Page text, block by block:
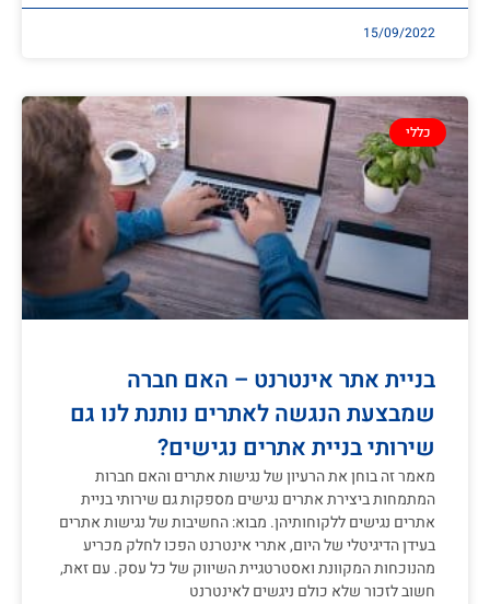
15/09/2022
כללי
בניית אתר אינטרנט – האם חברה
שמבצעת הנגשה לאתרים נותנת לנו גם
שירותי בניית אתרים נגישים?
מאמר זה בוחן את הרעיון של נגישות אתרים והאם חברות
המתמחות ביצירת אתרים נגישים מספקות גם שירותי בניית
אתרים נגישים ללקוחותיהן. מבוא: החשיבות של נגישות אתרים
בעידן הדיגיטלי של היום, אתרי אינטרנט הפכו לחלק מכריע
מהנוכחות המקוונת ואסטרטגיית השיווק של כל עסק. עם זאת,
חשוב לזכור שלא כולם ניגשים לאינטרנט